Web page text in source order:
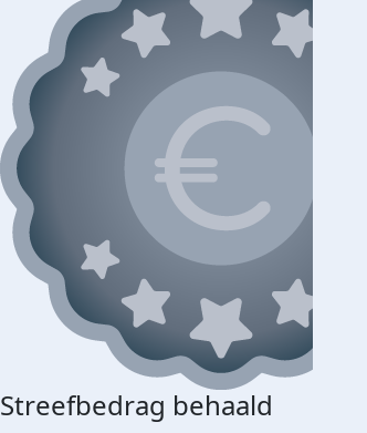
Streefbedrag behaald